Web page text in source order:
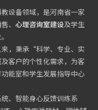
设备领域，是河南省一家
、 心理咨询室建设及学生
，秉承“科学、专业、实
客户的个性化需求，为客
能室和学生发展指导中心
、智能身心反馈训练系